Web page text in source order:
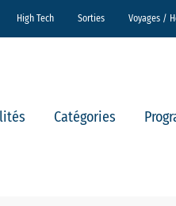
High Tech Sorties Voyages /
Catégories